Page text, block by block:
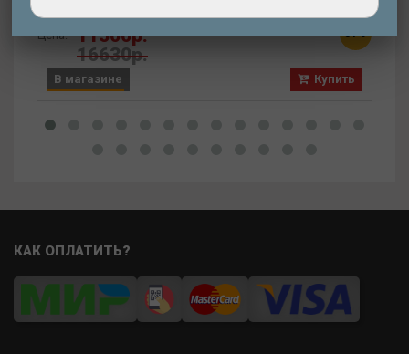
Цена:
11500р.
16630р.
31%
Купить
В магазине
КАК ОПЛАТИТЬ?